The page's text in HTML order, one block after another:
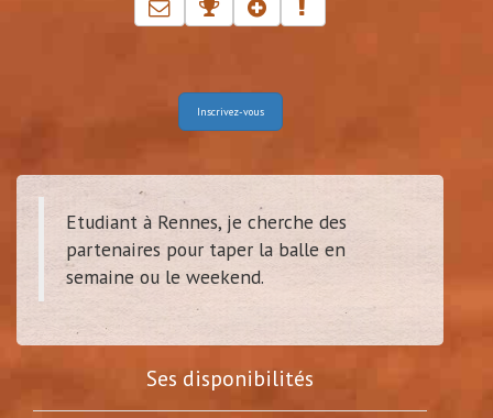
Inscrivez-vous
Etudiant à Rennes, je cherche des
partenaires pour taper la balle en
semaine ou le weekend.
Ses disponibilités